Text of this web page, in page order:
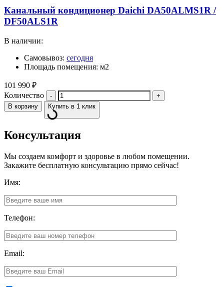
Канальный кондиционер Daichi DA50ALMS1R /
DF50ALS1R
В наличии:
Самовывоз: сегодня
Площадь помещения: м2
101 990 ₽
Количество
В корзину Купить в 1 клик
Консультация
Мы создаем комфорт и здоровье в любом помещении.
Закажите бесплатную консультацию прямо сейчас!
Имя:
Телефон:
Email: